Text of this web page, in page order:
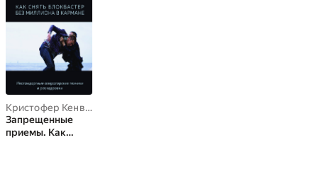
Кристофер Кенворти
Запрещенные
приемы. Как